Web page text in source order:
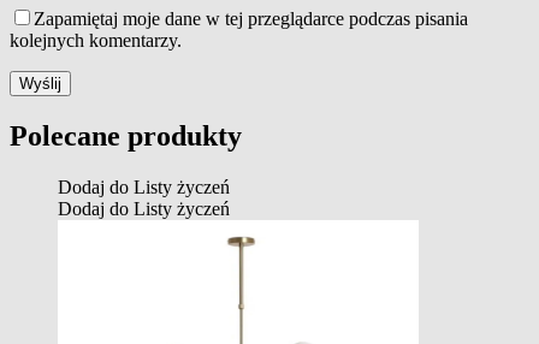
Zapamiętaj moje dane w tej przeglądarce podczas pisania
kolejnych komentarzy.
Polecane produkty
Dodaj do Listy życzeń
Dodaj do Listy życzeń